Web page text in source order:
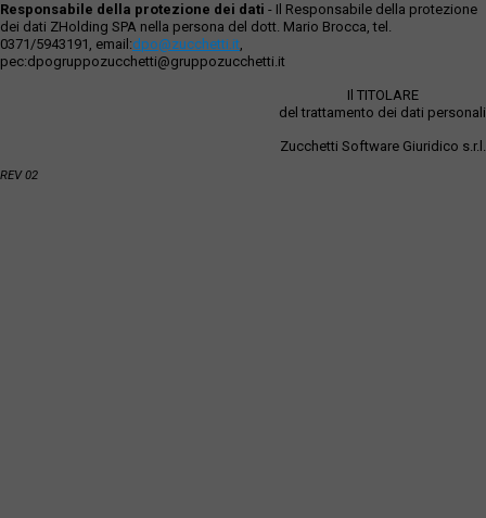
Responsabile della protezione dei dati - Il Responsabile della protezione
dei dati ZHolding SPA nella persona del dott. Mario Brocca, tel.
0371/5943191, email:dpo@zucchetti.it,
pec:dpogruppozucchetti@gruppozucchetti.it
Il TITOLARE
del trattamento dei dati personali
Zucchetti Software Giuridico s.r.l.
REV 02